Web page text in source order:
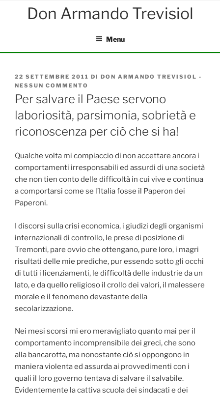
Menu
PUBBLICATO
IL
22 SETTEMBRE 2011 DI DON ARMANDO TREVISIOL -
NESSUN COMMENTO
PER
SALVARE
IL
PAESE
SERVONO
LABORIOSITÀ,
SOBRIETÀ
E
PER
CIÒ
Per salvare il Paese servono
laboriosità, parsimonia, sobrietà e
riconoscenza per ciò che si ha!
Qualche volta mi compiaccio di non accettare ancora i
comportamenti irresponsabili ed assurdi di una società
che non tien conto delle difficoltà in cui vive e continua
a comportarsi come se l’Italia fosse il Paperon dei
Paperoni.
I discorsi sulla crisi economica, i giudizi degli organismi
internazionali di controllo, le prese di posizione di
Tremonti, pare ovvio che ottengano, pure loro, i magri
risultati delle mie prediche, pur essendo sotto gli occhi
di tutti i licenziamenti, le difficoltà delle industrie da un
lato, e da quello religioso il crollo dei valori, il malessere
morale e il fenomeno devastante della
secolarizzazione.
Nei mesi scorsi mi ero meravigliato quanto mai per il
comportamento incomprensibile dei greci, che sono
alla bancarotta, ma nonostante ciò si oppongono in
maniera violenta ed assurda ai provvedimenti con i
quali il loro governo tentava di salvare il salvabile.
Evidentemente la cattiva scuola dei sindacati e dei